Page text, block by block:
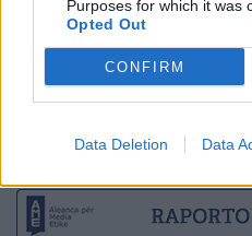
Purposes for which it was
Opted Out
CONFIRM
Data Deletion Data